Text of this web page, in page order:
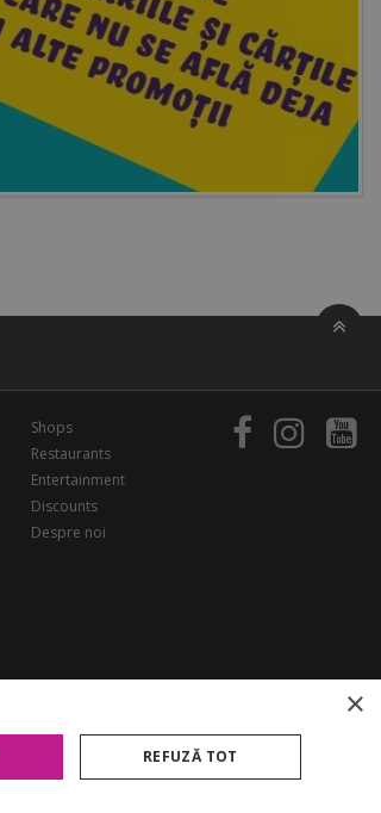
Shops
Restaurants
Entertainment
Discounts
Despre noi
×
REFUZĂ TOT